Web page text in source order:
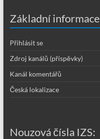
Základní informace
Přihlásit se
Zdroj kanálů (příspěvky)
Kanál komentářů
Česká lokalizace
Nouzová čísla IZS: